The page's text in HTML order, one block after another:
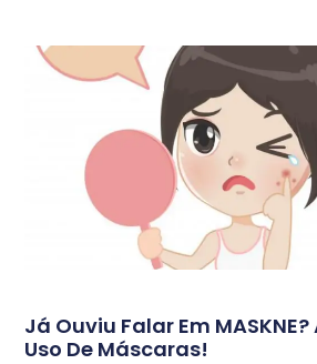
Já Ouviu Falar Em
Uso De Máscaras!